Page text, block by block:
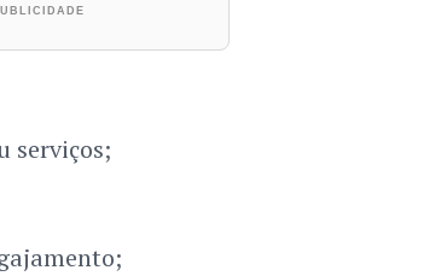
serviços;